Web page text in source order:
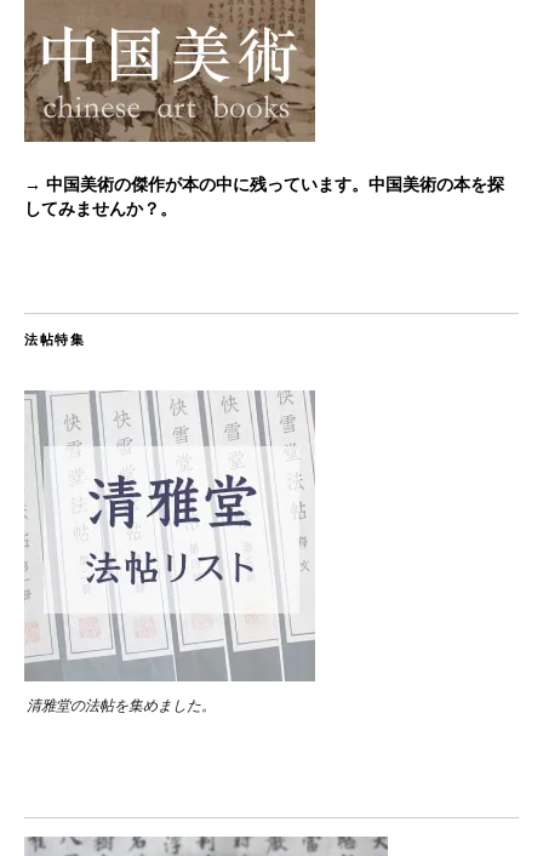
→ 中国美術の傑作が本の中に残っています。中国美術の本を探
してみませんか？。
法帖特集
清雅堂の法帖を集めました。